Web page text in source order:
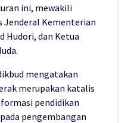
ini, mewakili
Jenderal Kementerian
Hudori, dan Ketua
mengatakan
merupakan katalis
pendidikan
pengembangan